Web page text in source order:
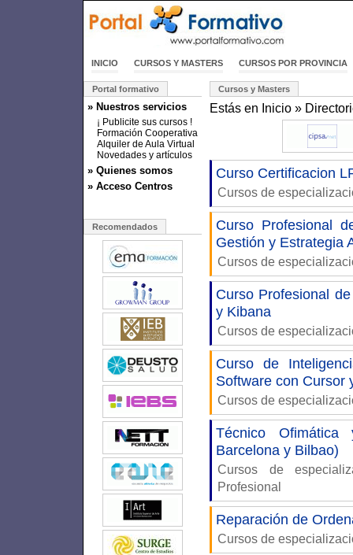
INICIO CURSOS Y MASTERS CURSOS POR PROVINCIA
Portal formativo
» Nuestros servicios
¡ Publicite sus cursos !
Formación Cooperativa
Alquiler de Aula Virtual
Novedades y artículos
» Quienes somos
» Acceso Centros
Recomendados
Cursos y Masters
Estás en Inicio »
Curso Certificacion
Cursos de
Curso Profesional
Gestión y Estrategia
Cursos de
Curso Profesional
y Kibana
Cursos de
Curso de
Software con Cursor
Cursos de
Técnico
Barcelona y Bilbao)
Cursos de
Profesional
Reparación de
Cursos de